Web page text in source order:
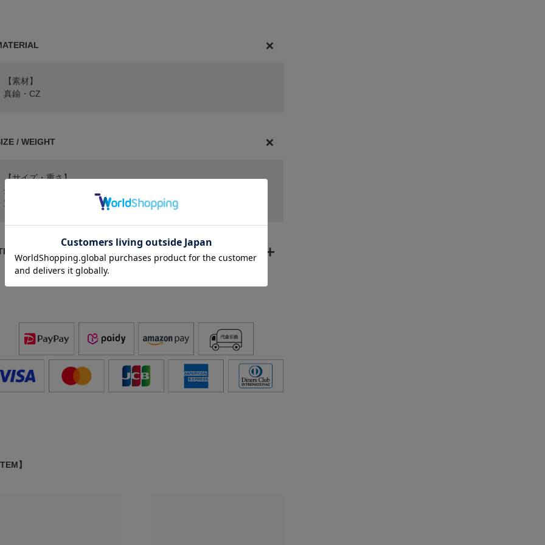
【素材】
真鍮・CZ
/ WEIGHT
【サイズ・重さ】
全長：約10mm
重さ：約0.6g/片耳
ATTENTION
】